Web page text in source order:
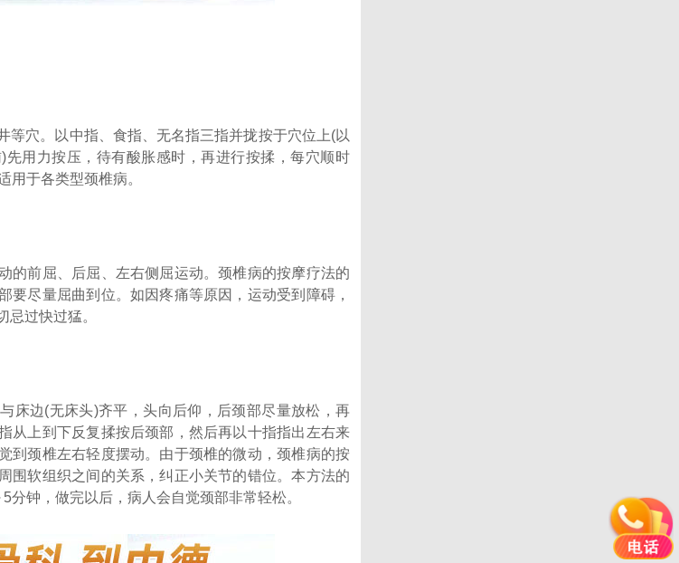
穴。以中指、食指、无名指三指并拢按于穴位上(以
用力按压，待有酸胀感时，再进行按揉，每穴顺时
用于各类型颈椎病。
前屈、后屈、左右侧屈运动。颈椎病的按摩疗法的
要尽量屈曲到位。如因疼痛等原因，运动受到障碍，
忌过快过猛。
边(无床头)齐平，头向后仰，后颈部尽量放松，再
从上到下反复揉按后颈部，然后再以十指指出左右来
到颈椎左右轻度摆动。由于颈椎的微动，颈椎病的按
围软组织之间的关系，纠正小关节的错位。本方法的
分钟，做完以后，病人会自觉颈部非常轻松。